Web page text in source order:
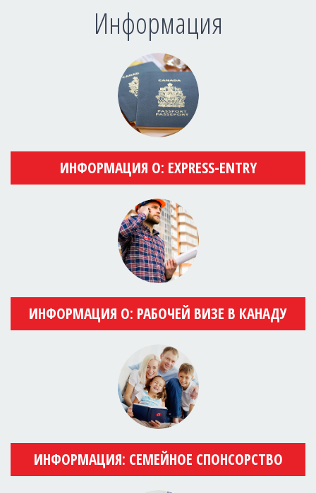
Информация
ИНФОРМАЦИЯ О: EXPRESS-ENTRY
ИНФОРМАЦИЯ О: РАБОЧЕЙ ВИЗЕ В КАНАДУ
ИНФОРМАЦИЯ: СЕМЕЙНОЕ СПОНСОРСТВО